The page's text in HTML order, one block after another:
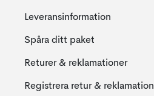
Leveransinformation
Spåra ditt paket
Returer & reklamationer
Registrera retur & reklamation